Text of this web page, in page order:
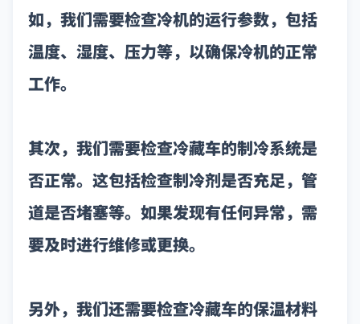
如，我们需要检查冷机的运行参数，包括
温度、湿度、压力等，以确保冷机的正常
工作。
其次，我们需要检查冷藏车的制冷系统是
否正常。这包括检查制冷剂是否充足，管
道是否堵塞等。如果发现有任何异常，需
要及时进行维修或更换。
另外，我们还需要检查冷藏车的保温材料